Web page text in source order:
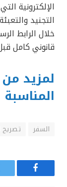
الإلكترونية
التجنيد
خلال الرابط
قانوني كامل
لمزيد
السفر تصريح
فيسبوك